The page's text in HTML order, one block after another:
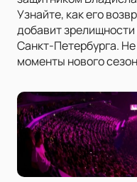
Узнайте, как его
добавит
Санкт-Петербурга.
моменты нового